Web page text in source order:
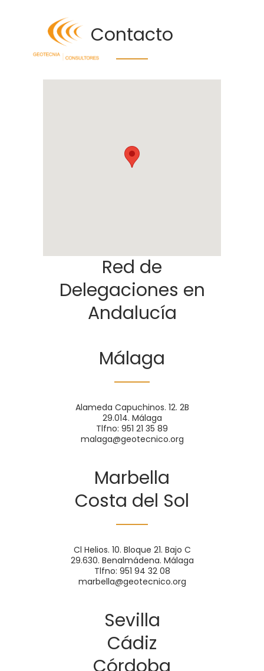
Contacto
Red de
Delegaciones en
Andalucía
Málaga
Alameda Capuchinos. 12. 2B
29.014. Málaga
Tlfno: 951 21 35 89
malaga@geotecnico.org
Marbella
Costa del Sol
Cl Helios. 10. Bloque 21. Bajo C
29.630. Benalmádena. Málaga
Tlfno: 951 94 32 08
marbella@geotecnico.org
Sevilla
Cádiz